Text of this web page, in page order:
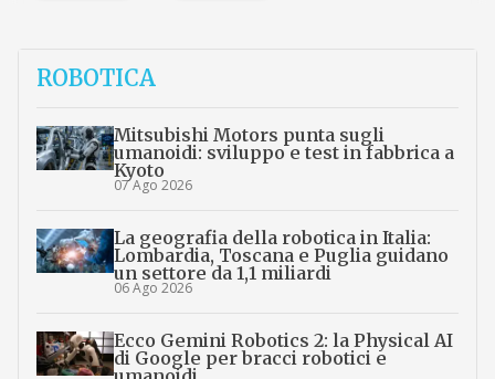
ROBOTICA
Mitsubishi Motors punta sugli
umanoidi: sviluppo e test in fabbrica a
Kyoto
07 Ago 2026
La geografia della robotica in Italia:
Lombardia, Toscana e Puglia guidano
un settore da 1,1 miliardi
06 Ago 2026
Ecco Gemini Robotics 2: la Physical AI
di Google per bracci robotici e